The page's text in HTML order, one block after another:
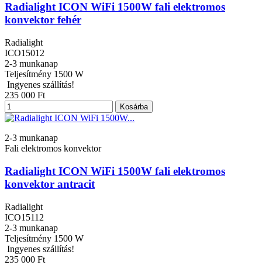
Radialight ICON WiFi 1500W fali elektromos
konvektor fehér
Radialight
ICO15012
2-3 munkanap
Teljesítmény 1500 W
Ingyenes szállítás!
235 000 Ft
Kosárba
2-3 munkanap
Fali elektromos konvektor
Radialight ICON WiFi 1500W fali elektromos
konvektor antracit
Radialight
ICO15112
2-3 munkanap
Teljesítmény 1500 W
Ingyenes szállítás!
235 000 Ft